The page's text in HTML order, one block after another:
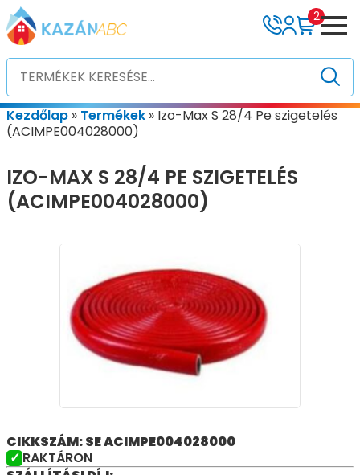
2
Kezdőlap » Termékek » Izo-Max S 28/4 Pe szigetelés
(ACIMPE004028000)
IZO-MAX S 28/4 PE SZIGETELÉS
(ACIMPE004028000)
CIKKSZÁM: SE ACIMPE004028000
RAKTÁRON